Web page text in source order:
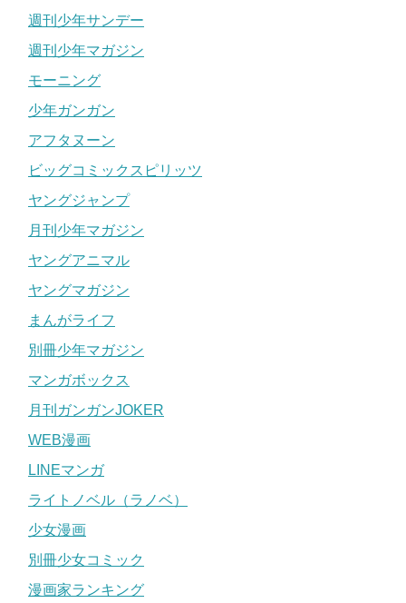
週刊少年サンデー
週刊少年マガジン
モーニング
少年ガンガン
アフタヌーン
ビッグコミックスピリッツ
ヤングジャンプ
月刊少年マガジン
ヤングアニマル
ヤングマガジン
まんがライフ
別冊少年マガジン
マンガボックス
月刊ガンガンJOKER
WEB漫画
LINEマンガ
ライトノベル（ラノベ）
少女漫画
別冊少女コミック
漫画家ランキング